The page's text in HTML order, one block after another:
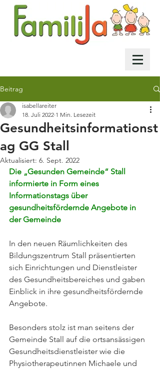
Beitrag
Gesundheitsinformationst
ag GG Stall
isabellareiter
18. Juli 2022 1 Min. Lesezeit
Aktualisiert: 6. Sept. 2022
Die „Gesunden Gemeinde“ Stall
informierte in Form eines
Informationstags über
gesundheitsfördernde Angebote in
der Gemeinde
In den neuen Räumlichkeiten des
Bildungszentrum Stall präsentierten
sich Einrichtungen und Dienstleister
des Gesundheitsbereiches und gaben
Einblick in ihre gesundheitsfördernde
Angebote.
Besonders stolz ist man seitens der
Gemeinde Stall auf die ortsansässigen
Gesundheitsdienstleister wie die
Physiotherapeutinnen Michaele und